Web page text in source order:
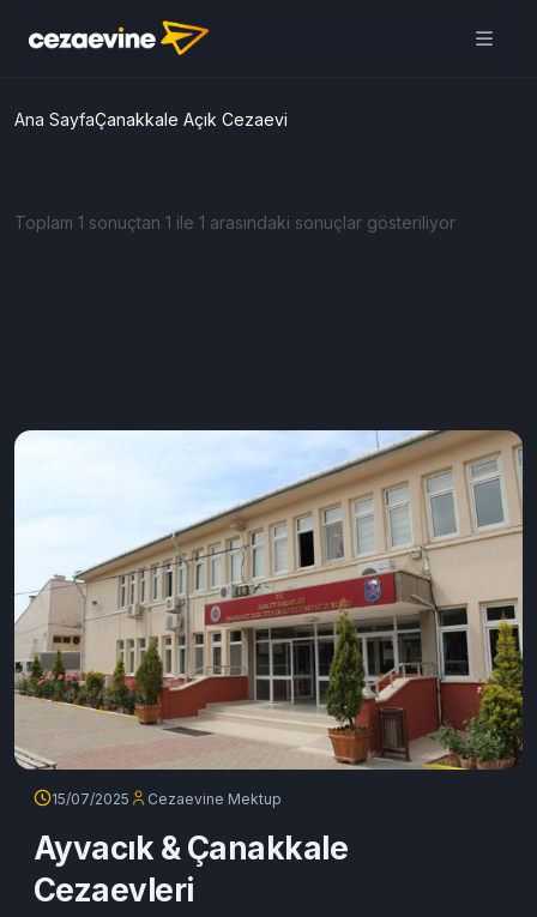
Ana SayfaÇanakkale Açık Cezaevi
Toplam 1 sonuçtan 1 ile 1 arasındaki sonuçlar gösteriliyor
15/07/2025 Cezaevine Mektup
Ayvacık & Çanakkale
Cezaevleri